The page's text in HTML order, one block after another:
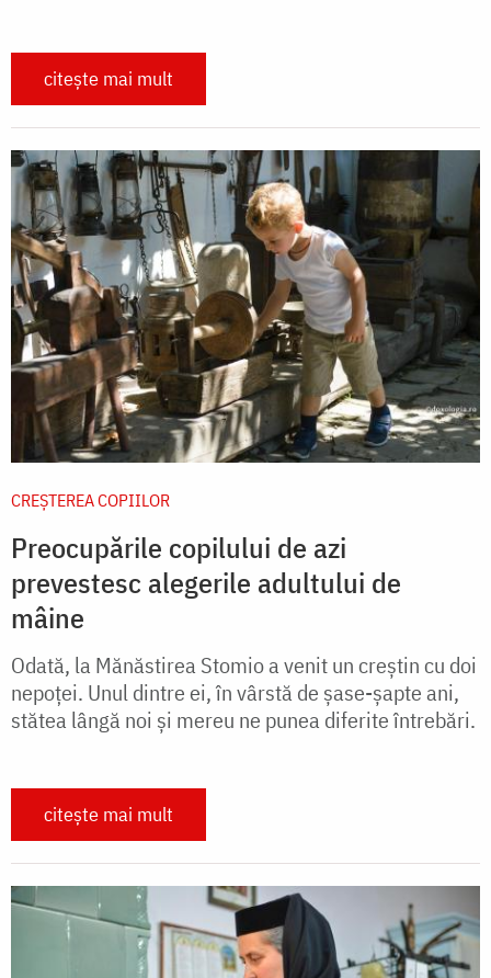
citește mai mult
CREŞTEREA COPIILOR
Preocupările copilului de azi
prevestesc alegerile adultului de
mâine
Odată, la Mănăstirea Stomio a venit un creştin cu doi
nepoţei. Unul dintre ei, în vârstă de şase-şapte ani,
stătea lângă noi şi mereu ne punea diferite întrebări.
citește mai mult